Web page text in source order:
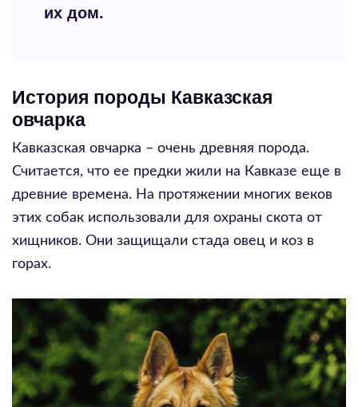
их дом.
История породы Кавказская
овчарка
Кавказская овчарка – очень древняя порода.
Считается, что ее предки жили на Кавказе еще в
древние времена. На протяжении многих веков
этих собак использовали для охраны скота от
хищников. Они защищали стада овец и коз в
горах.